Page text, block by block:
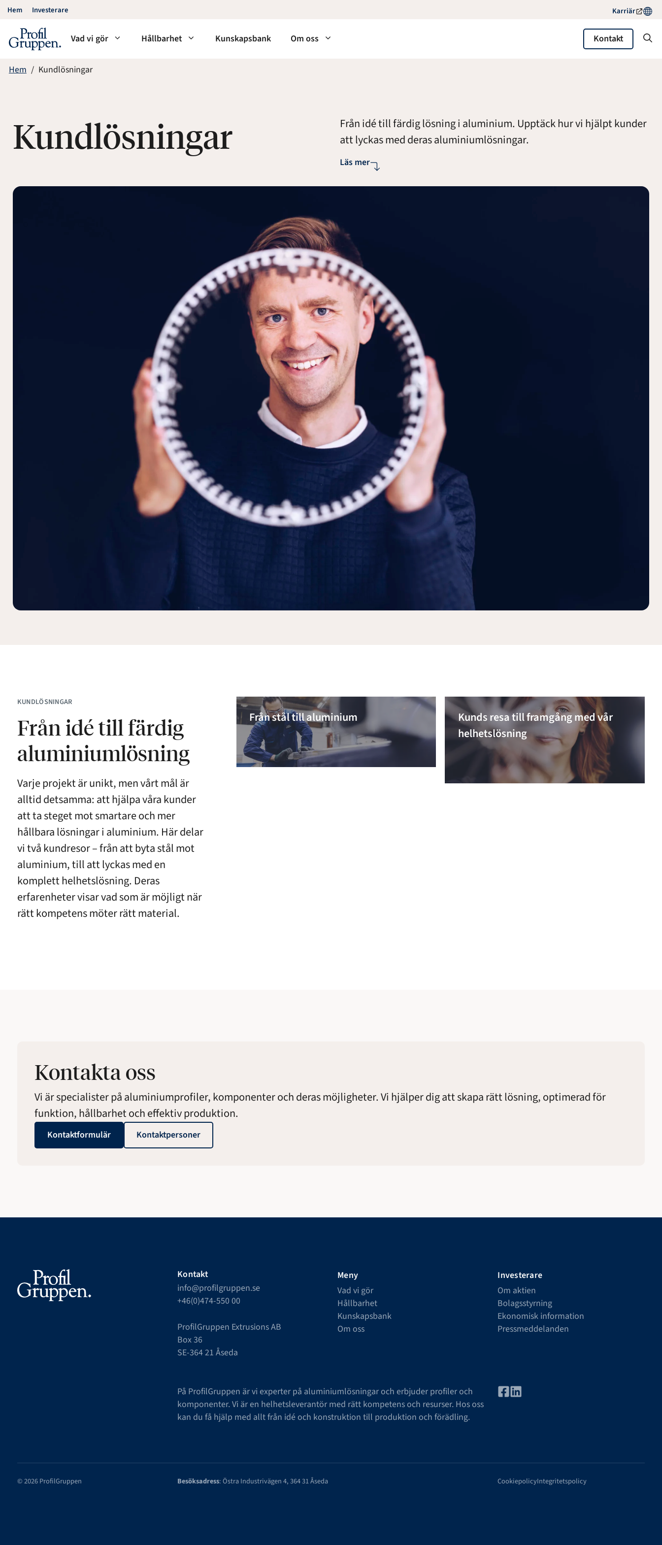
Hoppa
innehåll
Hem Investerare Karriär
Vad vi gör Hållbarhet Kunskapsbank Om oss Kontakt
Hem Kundlösningar
Kundlösningar
Från idé till färdig lösning i aluminium. Upptäck hur vi hjälpt kunder
att lyckas med deras aluminiumlösningar.
Läs mer
KUNDLÖSNINGAR
Från idé till färdig
aluminiumlösning
Varje projekt är unikt, men vårt mål är
alltid detsamma: att hjälpa våra kunder
att ta steget mot smartare och mer
hållbara lösningar i aluminium. Här delar
vi två kundresor – från att byta stål mot
aluminium, till att lyckas med en
komplett helhetslösning. Deras
erfarenheter visar vad som är möjligt när
rätt kompetens möter rätt material.
Från stål till aluminium
Kunds resa till framgång med vår
helhetslösning
Kontakta oss
Vi är specialister på aluminiumprofiler, komponenter och deras möjligheter. Vi hjälper dig att skapa rätt lösning, optimerad för
funktion, hållbarhet och effektiv produktion.
Kontaktformulär Kontaktpersoner
Kontakt
info@profilgruppen.se
+46(0)474-550 00
ProfilGruppen Extrusions AB
Box 36
SE-364 21 Åseda
Meny
Vad vi gör
Hållbarhet
Kunskapsbank
Om oss
Investerare
Om aktien
Bolagsstyrning
Ekonomisk information
Pressmeddelanden
På ProfilGruppen är vi experter på aluminiumlösningar och erbjuder profiler och
komponenter. Vi är en helhetsleverantör med rätt kompetens och resurser. Hos oss
kan du få hjälp med allt från idé och konstruktion till produktion och förädling.
© 2026 ProfilGruppen Besöksadress: Östra Industrivägen 4, 364 31 Åseda CookiepolicyIntegritetspolicy